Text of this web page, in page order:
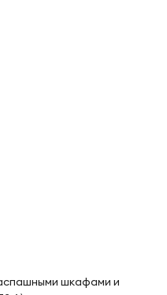
шкафами и